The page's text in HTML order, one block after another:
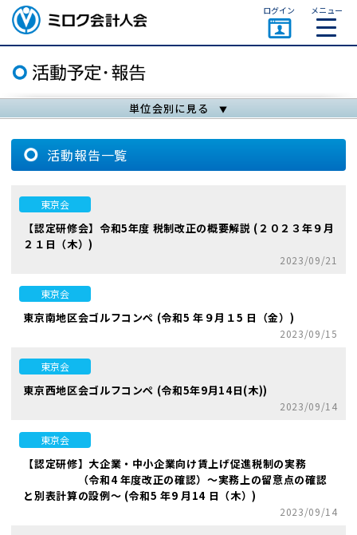
ミロク会計人会 MIROKU
ACCOUNTING PERSON
ASSOCIATION
ログイン メニュー
単位会別に見る
活動報告一覧
東京会
【認定研修会】令和5年度 税制改正の概要解説 (２０２３年９月
２１日（木）)
2023/09/21
東京会
東京南地区会ゴルフコンペ (令和5 年９月１5 日（金）)
2023/09/15
東京会
東京西地区会ゴルフコンペ (令和5年9月14日(木))
2023/09/14
東京会
【認定研修】大企業・中小企業向け賃上げ促進税制の実務
（令和4 年度改正の確認）～実務上の留意点の確認
と別表計算の設例～ (令和5 年9 月14 日（木）)
2023/09/14